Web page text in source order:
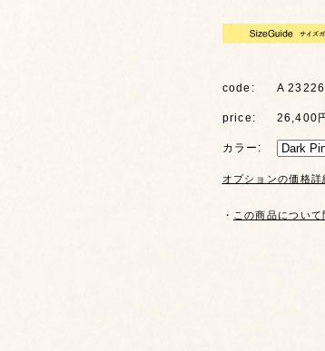
code: A
price: 26,400
カラー:
オプションの価格詳
・ この商品につい